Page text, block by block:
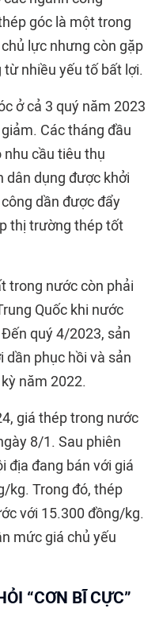
góc là một trong
lực nhưng còn gặp
nhiều yếu tố bất lợi.
ở cả 3 quý năm 2023
Các tháng đầu
cầu tiêu thụ
dân dụng được khởi
dần được đẩy
thị trường thép tốt
trong nước còn phải
Quốc khi nước
quý 4/2023, sản
phục hồi và sản
năm 2022.
giá thép trong nước
8/1. Sau phiên
địa đang bán với giá
kg. Trong đó, thép
với 15.300 đồng/kg.
mức giá chủ yếu
“CƠN BĨ CỰC”